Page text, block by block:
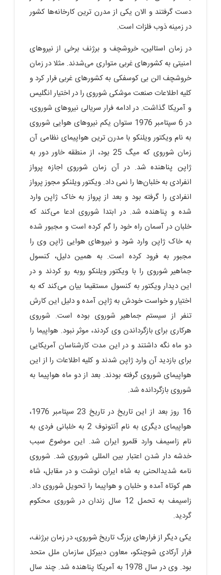
دست گرفتند و الان یکی از مدرن ترین کارخانه‌ها کشور
در زمینه ذوب فلزات است.
در زمان استالین، خروشچف و برژنف برخی از نیروهای
امنیتی به کشورهای غربی متواری می‌شدند. مثلا در زمان
خروشچف الن بی کوسفکی به کشورهای غربی فرار کرد و
کلیه اطلاعات صنعت موشکی شوروی را در اختیار انگلیس
و آمریکا گذاشت. در ادامه فرار سریالی نیروهای شوروی،
در 6 سپتامبر 1976 ستوان یکم نیروهای هوایی شوروی
به نام ویکتور ویلنکو با مدرن ترین هواپیمای نظامی آن
زمان شوروی که میگ 25 بود، از منطقه خاور دور به
ژاپن پناهنده شد. در آن زمان شوروی اجازه پرواز
انفرادی به خلبان‌ها را نمی داد. ویکتور ویلنکو مجوز پرواز
انفرادی را گرفته بود و بعد از پرواز به خاک ژاپن وارد
شده و پناهنده شد. در ابتدا شوروی ادعا می‌کند که
خلبان در آسمان راه خود را گم کرده است و مجبور شده
به خاک ژاپن وارد شود و نیروهای هوایی ژاپن وی را
مجبور به فرود کرده است. به همین دلیل، کنسول
جماهیر شوروی را با ویکتور ویلنکو روبه رو کردند و در
این دیدار ویکتور به کنسول مستقیما بیان می‌کند که به
اختیار و خواست خودش به ژاپن آمده و دلیل این کارش
تنفر از سیستم جماهیر شوروی بوده است. شوروی
هرکاری برای بازگرداندن وی کردند، موثر نبود. هواپیما را
دو ماه نگه داشتند و در این مدت کارشناسان آمریکایی
برای بازدید آن وارد ژاپن شدند و کلیه اطلاعات را از این
هواپیمای شوروی گرفته بودند. بعد از دو ماه هواپیما به
شوروی بازگردانده شد.
16 روز بعد از این تاریخ در تاریخ 23 سپتامبر 1976،
هواپیمای دیگری به نام آنتونوف 2 به خلبانی فردی به
نام زاسیمف وارد قلمرو ایران شد. این موضوع سبب
خدشه دار شدن اعتبار بین المللی شوروی شد. شوروی
نامه شدیدالحنی به شاه ایران نوشت و در مقابل، شاه
هم کوتاه آمده و خلبان و هواپیما را تحویل شوروی داد.
زاسیمف به تحمل 12 سال زندان در شوروی محکوم
گردید.
یکی دیگر از فرارهای بزرگ تاریخ شوروی، در زمان برژنف،
فرار آرکادی شوچنکو، معاون دبیرکل سازمان ملل متحد
بود. وی در سال 1978 به آمریکا پناهنده شد. چند سال